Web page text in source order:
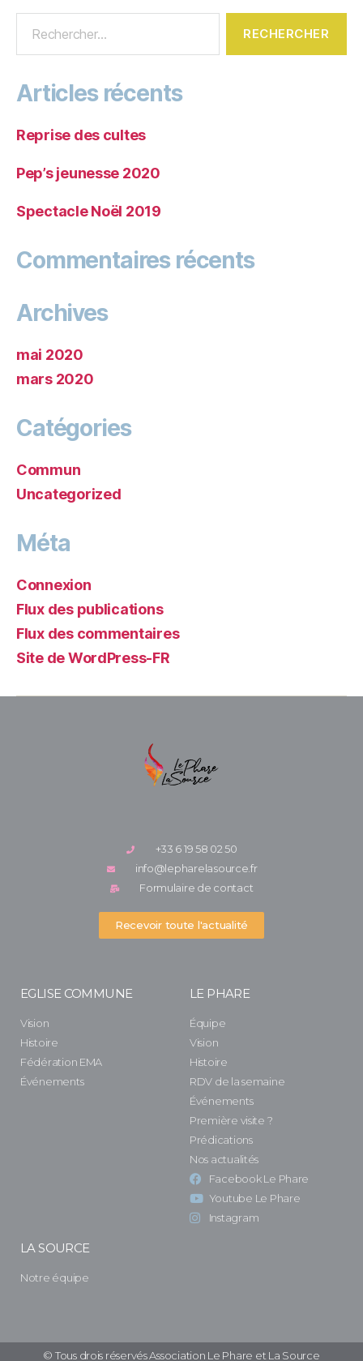
Articles récents
Reprise des cultes
Pep’s jeunesse 2020
Spectacle Noël 2019
Commentaires récents
Archives
mai 2020
mars 2020
Catégories
Commun
Uncategorized
Méta
Connexion
Flux des publications
Flux des commentaires
Site de WordPress-FR
+33 6 19 58 02 50
info@lepharelasource.fr
Formulaire de contact
Recevoir toute l'actualité
EGLISE COMMUNE
Vision
Histoire
Fédération EMA
Événements
LE PHARE
Équipe
Vision
Histoire
RDV de la semaine
Événements
Première visite ?
Prédications
Nos actualités
Facebook Le Phare
Youtube Le Phare
Instagram
LA SOURCE
Notre équipe
© Tous drois réservés Association Le Phare et La Source